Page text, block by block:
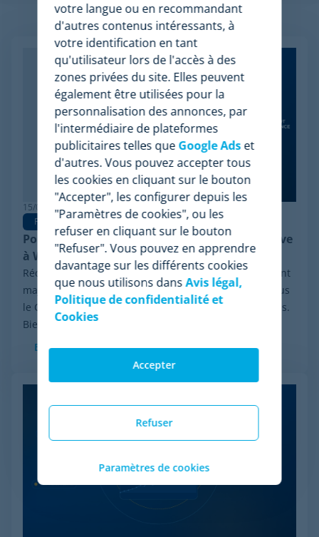
Articles apparentés
15/06/2026
Pricing Software
Pourquoi Minderest est la meilleure alternative
à Wiser en pricing intelligence
Récemment, le secteur a été marqué par un événement
majeur : la procédure de réorganisation financière sous
le Chapter 11 initiée par Wiser Solutions aux États-Unis.
Bien que cette mesure n'implique...
En savoir plus
votre langue ou en recommandant
d'autres contenus intéressants, à
votre identification en tant
qu'utilisateur lors de l'accès à des
zones privées du site. Elles peuvent
également être utilisées pour la
personnalisation des annonces, par
l'intermédiaire de plateformes
publicitaires telles que Google Adset
d'autres. Vous pouvez accepter tous
les cookies en cliquant sur le bouton
"Accepter", les configurer depuis les
"Paramètres de cookies", ou les
refuser en cliquant sur le bouton
"Refuser". Vous pouvez en apprendre
davantage sur les différents cookies
que nous utilisons dansAvis légal,
Politique de confidentialité et
Cookies
Refuser
Accepter
Paramètres de cookies